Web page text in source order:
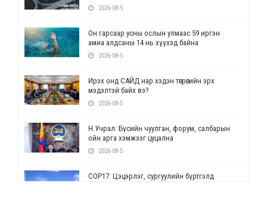
2026-08-5
Он гарсаар усны ослын улмаас 59 иргэн
амиа алдсаны 14 нь хүүхэд байна
2026-08-5
Ирэх онд САЙД нар хэдэн төгрөгийн эрх
мэдэлтэй байх вэ?
2026-08-5
Н.Учрал: Бүсийн чуулган, форум, салбарын
ойн арга хэмжээг цуцална
2026-08-5
СОР17: Цэцэрлэг, сургуулийн бүртгэлд